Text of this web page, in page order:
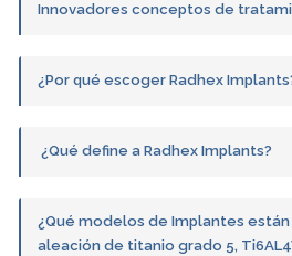
Innovadores conceptos de
¿Por qué escoger Radhex
¿Qué define a Radhex Implants?
¿Qué modelos de Implantes
aleación de titanio grado 5,